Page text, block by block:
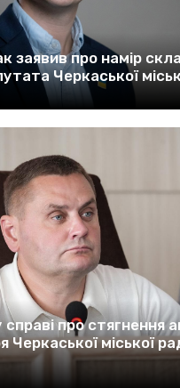
заявив про намір
Черкаської
справі про стягнення
Черкаської міської